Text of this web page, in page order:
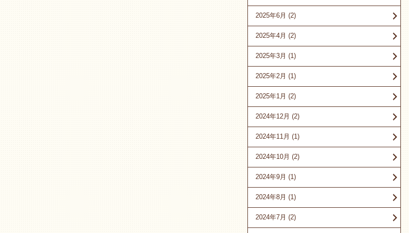
2025年6月 (2)
2025年4月 (2)
2025年3月 (1)
2025年2月 (1)
2025年1月 (2)
2024年12月 (2)
2024年11月 (1)
2024年10月 (2)
2024年9月 (1)
2024年8月 (1)
2024年7月 (2)